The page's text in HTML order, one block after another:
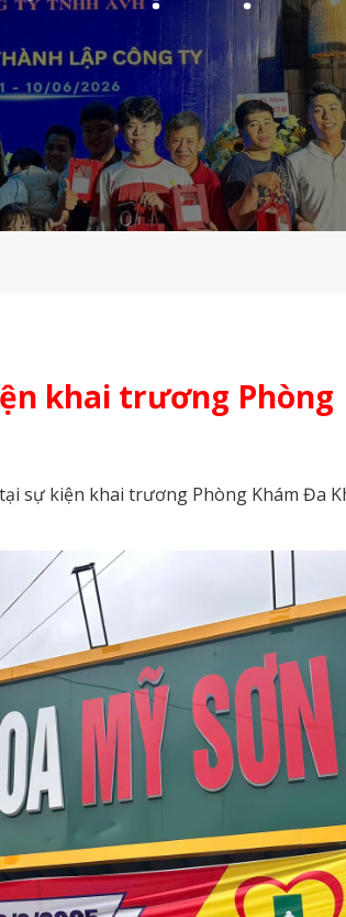
Hệ thống báo động đỏ
khai trương Phòng
sự kiện khai trương Phòng Khám Đa